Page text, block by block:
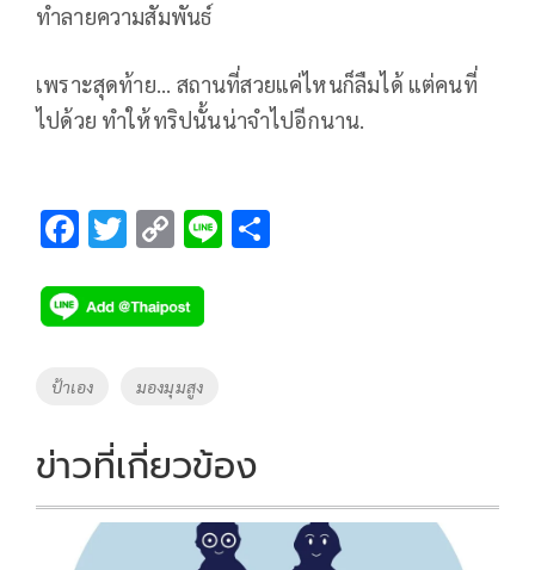
ทำลายความสัมพันธ์
เพราะสุดท้าย... สถานที่สวยแค่ไหนก็ลืมได้ แต่คนที่
ไปด้วย ทำให้ทริปนั้นน่าจำไปอีกนาน.
F
e
b
o
k
T
tt
er
C
p
y
Li
k
Li
Tags
ป้าเอง มองมุมสูง
ข่าวที่เกี่ยวข้อง